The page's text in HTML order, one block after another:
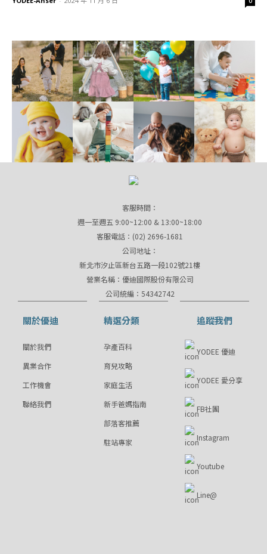
客服時間：
週一至週五 9:00~12:00 & 13:00~18:00
客服電話：(02) 2696-1681
公司地址：
新北市汐止區新台五路一段102號21樓
營業名稱：優迪國際股份有限公司
公司統編：54342742
關於優迪
關於我們
異業合作
工作機會
聯絡我們
精選分類
孕產百科
育兒攻略
家庭生活
新手爸媽指南
部落客推薦
駐站專家
追蹤我們
YODEE 優迪
YODEE 愛分享
FB社團
Instagram
Youtube
Line@